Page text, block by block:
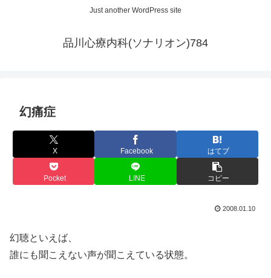
Just another WordPress site
品川心療内科(ソナリオン)784
幻痛症
X Facebook はてブ
Pocket LINE コピー
2008.01.10
幻聴といえば、
誰にも聞こえない声が聞こえている状態。